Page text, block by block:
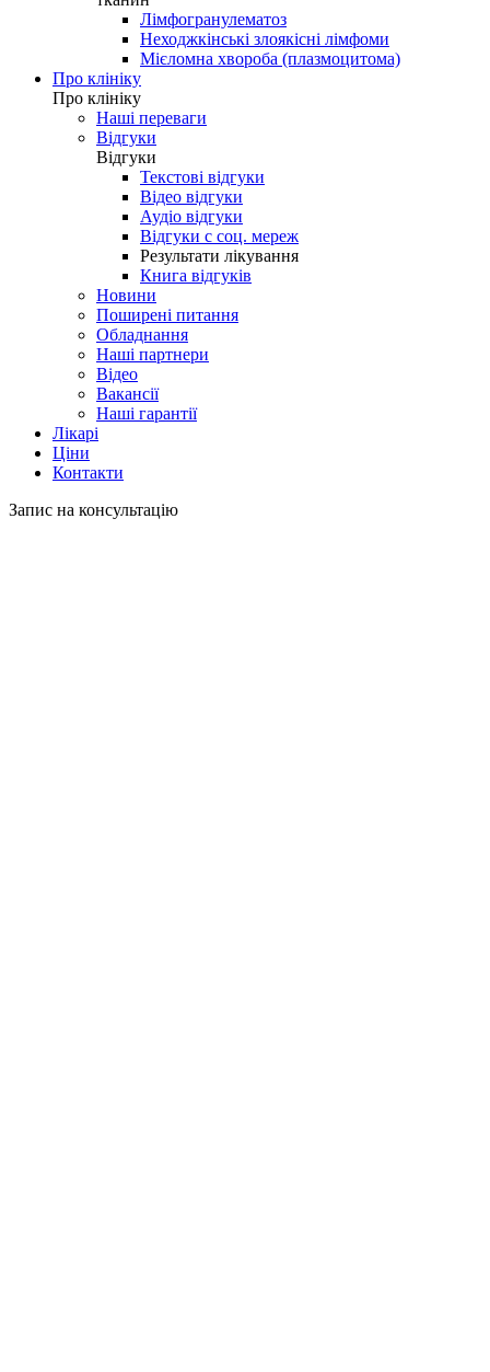
Лімфогранулематоз
Неходжкінські злоякісні лімфоми
Мієломна хвороба (плазмоцитома)
Про клініку
Про клініку
Наші переваги
Відгуки
Відгуки
Текстові відгуки
Відео відгуки
Аудіо відгуки
Відгуки с соц. мереж
Результати лікування
Книга відгуків
Новини
Поширені питання
Обладнання
Наші партнери
Відео
Вакансії
Наші гарантії
Лікарі
Ціни
Контакти
Запис на консультацію